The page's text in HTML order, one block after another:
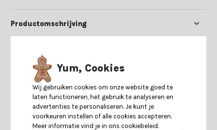
Productomschrijving
Specificaties
Reviews
Yum, Cookies
Wij gebruiken cookies om onze website goed te
laten functioneren, het gebruik te analyseren en
advertenties te personaliseren. Je kunt je
voorkeuren instellen of alle cookies accepteren.
Meer informatie vind je in ons cookiebeleid.